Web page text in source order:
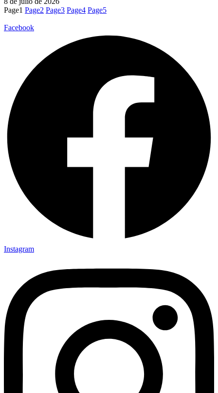
Page1 Page2 Page3 Page4 Page5
Facebook
Instagram